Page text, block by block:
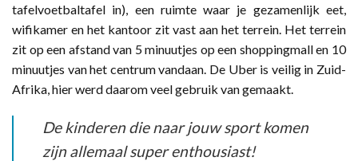
tafelvoetbaltafel in), een ruimte waar je gezamenlijk eet,
wifikamer en het kantoor zit vast aan het terrein. Het terrein
zit op een afstand van 5 minuutjes op een shoppingmall en 10
minuutjes van het centrum vandaan. De Uber is veilig in Zuid-
Afrika, hier werd daarom veel gebruik van gemaakt.
De kinderen die naar jouw sport komen
zijn allemaal super enthousiast!